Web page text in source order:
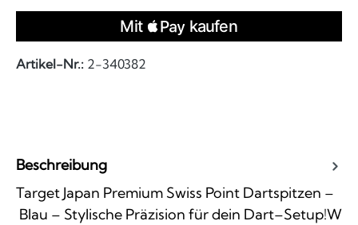
Artikel-Nr.: 2-340382
Beschreibung
Target Japan Premium Swiss Point Dartspitzen –
Blau – Stylische Präzision für dein Dart–Setup!W